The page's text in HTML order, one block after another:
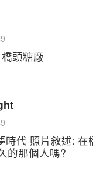
頭糖廠
時代 照片敘述: 在
的那個人嗎?